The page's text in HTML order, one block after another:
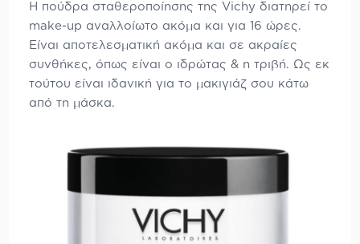
Η πούδρα σταθεροποίησης της Vichy διατηρεί το
make-up αναλλοίωτο ακόμα και για 16 ώρες.
Είναι αποτελεσματική ακόμα και σε ακραίες
συνθήκες, όπως είναι ο ιδρώτας & η τριβή. Ως εκ
τούτου είναι ιδανική για το μακιγιάζ σου κάτω
από τη μάσκα.